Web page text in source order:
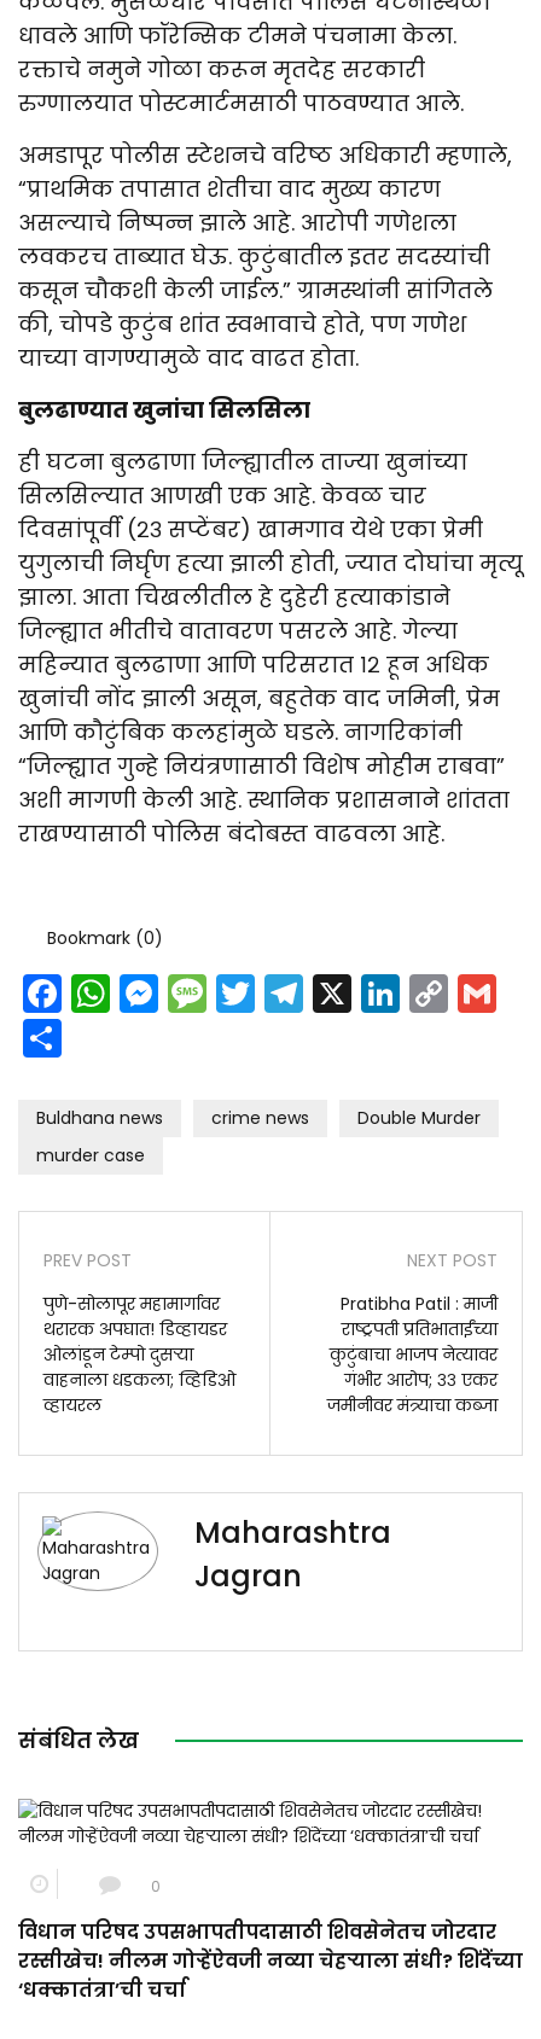
धावले आणि फॉरेन्सिक टीमने पंचनामा केला.
रक्ताचे नमुने गोळा करून मृतदेह सरकारी
रुग्णालयात पोस्टमार्टमसाठी पाठवण्यात आले.
अमडापूर पोलीस स्टेशनचे वरिष्ठ अधिकारी म्हणाले,
“प्राथमिक तपासात शेतीचा वाद मुख्य कारण
असल्याचे निष्पन्न झाले आहे. आरोपी गणेशला
लवकरच ताब्यात घेऊ. कुटुंबातील इतर सदस्यांची
कसून चौकशी केली जाईल.” ग्रामस्थांनी सांगितले
की, चोपडे कुटुंब शांत स्वभावाचे होते, पण गणेश
याच्या वागण्यामुळे वाद वाढत होता.
बुलढाण्यात खुनांचा सिलसिला
ही घटना बुलढाणा जिल्ह्यातील ताज्या खुनांच्या
सिलसिल्यात आणखी एक आहे. केवळ चार
दिवसांपूर्वी (२३ सप्टेंबर) खामगाव येथे एका प्रेमी
युगुलाची निर्घृण हत्या झाली होती, ज्यात दोघांचा मृत्यू
झाला. आता चिखलीतील हे दुहेरी हत्याकांडाने
जिल्ह्यात भीतीचे वातावरण पसरले आहे. गेल्या
महिन्यात बुलढाणा आणि परिसरात १२ हून अधिक
खुनांची नोंद झाली असून, बहुतेक वाद जमिनी, प्रेम
आणि कौटुंबिक कलहांमुळे घडले. नागरिकांनी
“जिल्ह्यात गुन्हे नियंत्रणासाठी विशेष मोहीम राबवा”
अशी मागणी केली आहे. स्थानिक प्रशासनाने शांतता
राखण्यासाठी पोलिस बंदोबस्त वाढवला आहे.
Bookmark (0)
Facebook
WhatsApp
Messenger
Message
Twitter
Telegram
X
Link
Buldhana news crime news
Double Murder
murder case
PREV POST
पुणे-सोलापूर महामार्गावर
थरारक अपघात! डिव्हायडर
ओलांडून टेम्पो दुसऱ्या
वाहनाला धडकला; व्हिडिओ
व्हायरल
NEXT POST
Pratibha Patil : माजी
राष्ट्रपती प्रतिभाताईंच्या
कुटुंबाचा भाजप नेत्यावर
गंभीर आरोप; ३३ एकर
जमीनीवर मंत्र्याचा कब्जा
Maharashtra
Jagran
संबंधित लेख
0
विधान परिषद उपसभापतीपदासाठी शिवसेनेतच जोरदार
रस्सीखेच! नीलम गोऱ्हेंऐवजी नव्या चेहऱ्याला संधी? शिंदेंच्या
‘धक्कातंत्रा’ची चर्चा